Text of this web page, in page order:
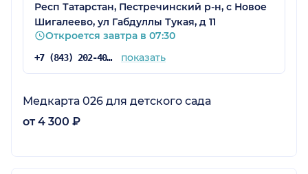
Респ Татарстан, Пестречинский р-н, с Новое
Шигалеево, ул Габдуллы Тукая, д 11
Откроется завтра в 07:30
+7 (843) 202-40-11 показать
Медкарта 026 для детского сада
от 4 300 ₽